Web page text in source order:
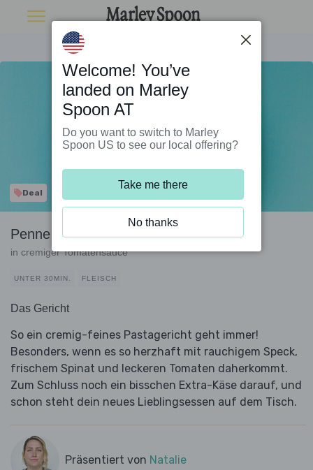
Deal
Penne mit Speck und Spinat
in cremiger Tomatensauce
UNTER 30MIN. FLEISCH
Das Gericht
So ein cremig-feines Pastagericht geht immer!
Besonders, wenn es so herzhaft mit rauchigem Speck,
frischem Spinat und leckeren Tomaten daherkommt.
Zum Schluss noch ein bisschen Extra-Käse darauf, und
schon steht dein neues Lieblingsessen auf dem Tisch.
Präsentiert von Natalie
Welcome! You’ve
landed on Marley
Spoon AT
Do you want to switch to Marley
Spoon US to see our local offering?
Take me there
No thanks